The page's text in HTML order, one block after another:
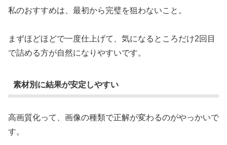
私のおすすめは、最初から完璧を狙わないこと。
まずほどほどで一度仕上げて、気になるところだけ2回目
で詰める方が自然になりやすいです。
素材別に結果が安定しやすい
高画質化って、画像の種類で正解が変わるのがやっかいで
す。